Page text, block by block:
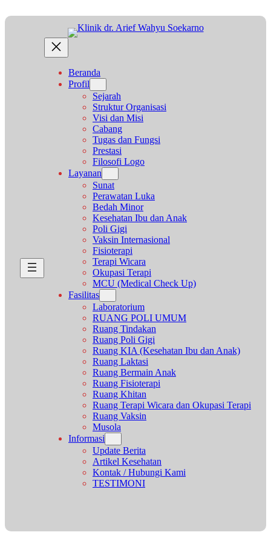
ke
Beranda
Profil
Sejarah
Struktur Organisasi
Visi dan Misi
Cabang
Tugas dan Fungsi
Prestasi
Filosofi Logo
Layanan
Sunat
Perawatan Luka
Bedah Minor
Kesehatan Ibu dan Anak
Poli Gigi
Vaksin Internasional
Fisioterapi
Terapi Wicara
Okupasi Terapi
MCU (Medical Check Up)
Fasilitas
Laboratorium
RUANG POLI UMUM
Ruang Tindakan
Ruang Poli Gigi
Ruang KIA (Kesehatan Ibu dan Anak)
Ruang Laktasi
Ruang Bermain Anak
Ruang Fisioterapi
Ruang Khitan
Ruang Terapi Wicara dan Okupasi Terapi
Ruang Vaksin
Musola
Informasi
Update Berita
Artikel Kesehatan
Kontak / Hubungi Kami
TESTIMONI